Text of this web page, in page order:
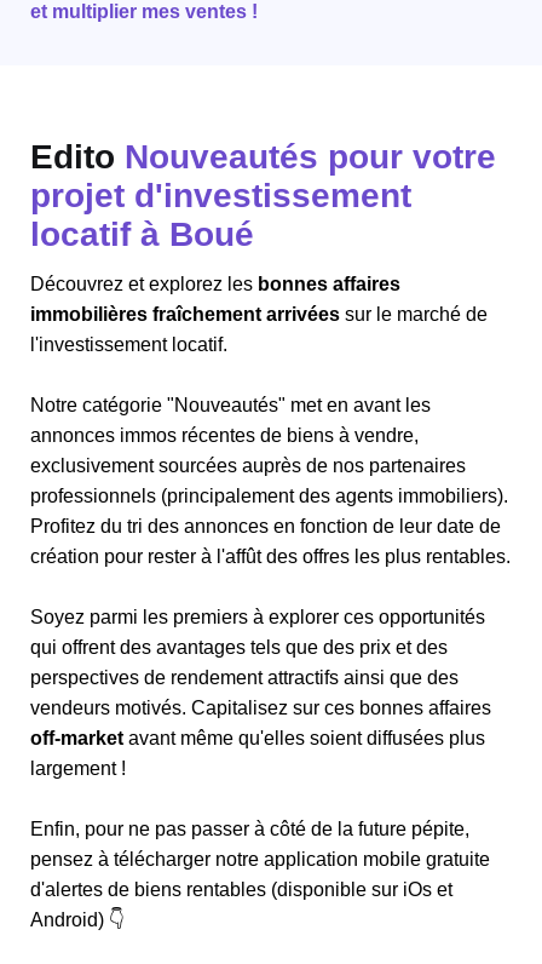
et multiplier mes ventes !
Edito Nouveautés pour votre
projet d'investissement
locatif à Boué
Découvrez et explorez les bonnes affaires
immobilières fraîchement arrivées sur le marché de
l'investissement locatif.
Notre catégorie "Nouveautés" met en avant les
annonces immos récentes de biens à vendre,
exclusivement sourcées auprès de nos partenaires
professionnels (principalement des agents immobiliers).
Profitez du tri des annonces en fonction de leur date de
création pour rester à l'affût des offres les plus rentables.
Soyez parmi les premiers à explorer ces opportunités
qui offrent des avantages tels que des prix et des
perspectives de rendement attractifs ainsi que des
vendeurs motivés. Capitalisez sur ces bonnes affaires
off-market avant même qu'elles soient diffusées plus
largement !
Enfin, pour ne pas passer à côté de la future pépite,
pensez à télécharger notre application mobile gratuite
d'alertes de biens rentables (disponible sur iOs et
Android) 👇